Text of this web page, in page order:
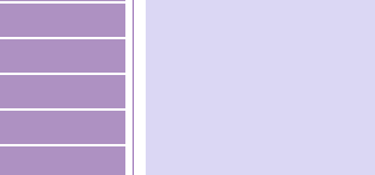
資源化のための
究
（2026年）
分解技術に関す
精密合成に関す
的変換を実現す
する触媒材料
た固体触媒研究
した酸化触媒プ
光および中性子
能
ルリサイクルの
物を基盤とした
用いるケミカル
合金触媒開発
構造のキャラク